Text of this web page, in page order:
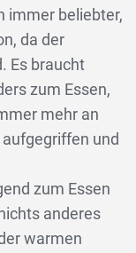
immer beliebter,
da der
Es braucht
zum Essen,
mehr an
und
zum Essen
anderes
warmen